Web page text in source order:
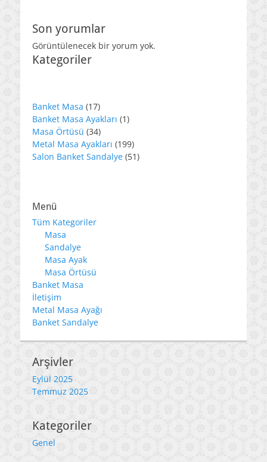
Son yorumlar
Görüntülenecek bir yorum yok.
Kategoriler
Banket Masa 1717
ürün
Banket Masa Ayakları 11
Masa Örtüsü 3434
ürün
Metal Masa Ayakları 199199
ürün
Salon Banket Sandalye 5151
Menü
Tüm Kategoriler
Masa
Sandalye
Masa Ayak
Masa Örtüsü
Banket Masa
İletişim
Metal Masa Ayağı
Banket Sandalye
Arşivler
Eylül 2025
Temmuz 2025
Kategoriler
Genel